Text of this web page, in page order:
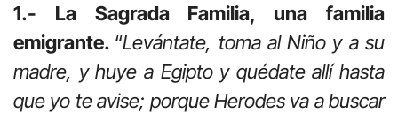
1.- La Sagrada Familia, una familia
emigrante. “Levántate, toma al Niño y a su
madre, y huye a Egipto y quédate allí hasta
que yo te avise; porque Herodes va a buscar